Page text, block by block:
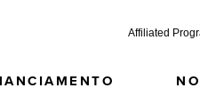
Affiliated